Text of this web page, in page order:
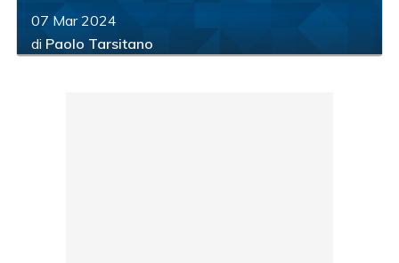
07 Mar 2024
di Paolo Tarsitano